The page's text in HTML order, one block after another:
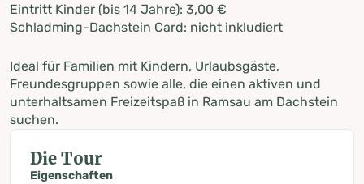
Eintritt Kinder (bis 14 Jahre): 3,00 €
Schladming-Dachstein Card: nicht inkludiert
Ideal für Familien mit Kindern, Urlaubsgäste,
Freundesgruppen sowie alle, die einen aktiven und
unterhaltsamen Freizeitspaß in Ramsau am Dachstein
suchen.
Die Tour
Eigenschaften